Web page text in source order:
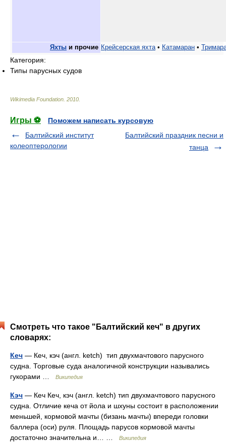
Яхты и прочие Крейсерская яхта • Катамаран •
Категория:
Типы парусных судов
Wikimedia Foundation 2010
Игры ⚽
Поможем написать курсовую
Балтийский институт
колеоптерологии
Балтийский праздник песни и
танца
Смотреть что такое "Балтийский кеч" в других
словарях:
Кеч — Кеч, кэч (англ. ketch) тип двухмачтового парусного
судна. Торговые суда аналогичной конструкции назывались
гукорами …
Википедия
Кэч — Кеч Кеч, кэч (англ. ketch) тип двухмачтового парусного
судна. Отличие кеча от йола и шхуны состоит в расположении
меньшей, кормовой мачты (бизань мачты) впереди головки
баллера (оси) руля. Площадь парусов кормовой мачты
достаточно значительна и… …
Википедия